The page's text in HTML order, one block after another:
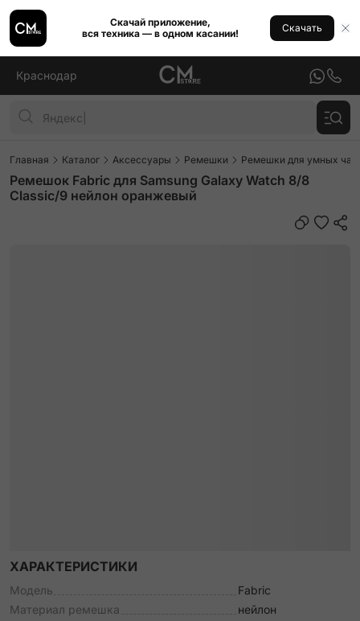
Скачай приложение,
вся техника — в одном касании!
Скачать
Краснодар
Главная Каталог Аксессуары Ремешки Ремешки для умных
Ремешок Fabric для Samsung Galaxy Watch 8/8
Classic/9 нейлон оранжевый
ХАРАКТЕРИСТИКИ
Модель
Fabric
Материал ремешка
нейлон